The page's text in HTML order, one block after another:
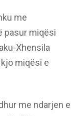
me
pasur miqësi
Xhensila
miqësi e
me ndarjen e